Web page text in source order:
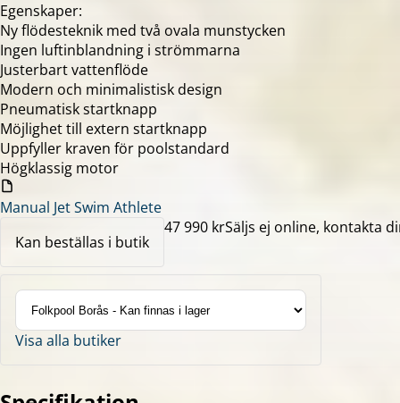
Egenskaper:
Ny flödesteknik med två ovala munstycken
Ingen luftinblandning i strömmarna
Justerbart vattenflöde
Modern och minimalistisk design
Pneumatisk startknapp
Möjlighet till extern startknapp
Uppfyller kraven för poolstandard
Högklassig motor
Manual Jet Swim Athlete
Kan beställas i butik
47 990 krSäljs ej online, kontakta
Visa alla butiker